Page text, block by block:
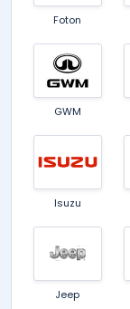
Foton
GWM
Isuzu
Jeep